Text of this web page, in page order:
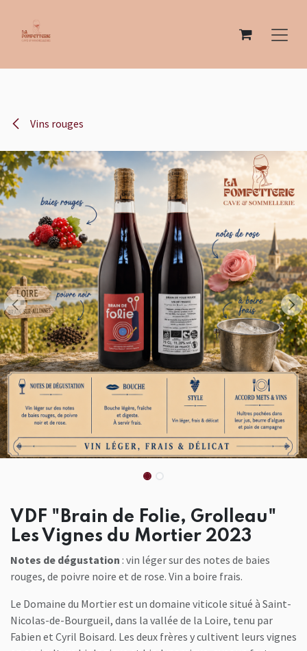
Vins rouges
VDF "Brain de Folie, Grolleau"
Les Vignes du Mortier 2023
Notes de dégustation : vin léger sur des notes de baies
rouges, de poivre noire et de rose. Vin a boire frais.
Le Domaine du Mortier est un domaine viticole situé à Saint-
Nicolas-de-Bourgueil, dans la vallée de la Loire, tenu par
Fabien et Cyril Boisard. Les deux frères y cultivent leurs vignes